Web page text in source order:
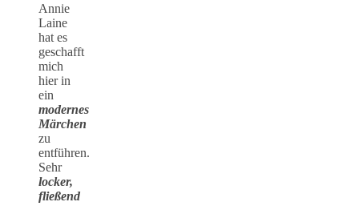
Annie
Laine
hat es
geschafft
mich
hier in
ein
modernes
Märchen
zu
entführen.
Sehr
locker,
fließend